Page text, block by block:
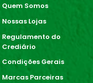
Quem Somos
Nossas Lojas
Regulamento do
Crediário
Condições Gerais
Marcas Parceiras